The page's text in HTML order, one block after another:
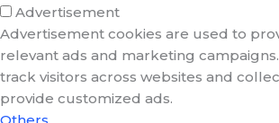
Advertisement
Advertisement cookies are used to
relevant ads and marketing
track visitors across websites and
provide customized ads.